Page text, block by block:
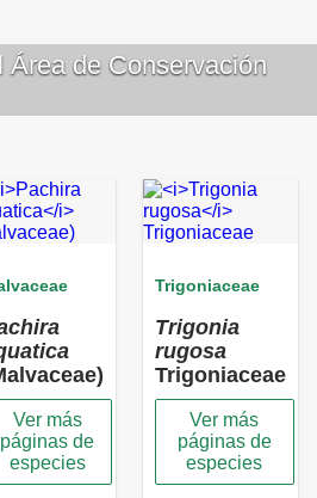
Área de Conservación
Ver más
páginas de
especies
Trigoniaceae
Trigonia
rugosa
Trigoniaceae
Ver más
páginas de
especies